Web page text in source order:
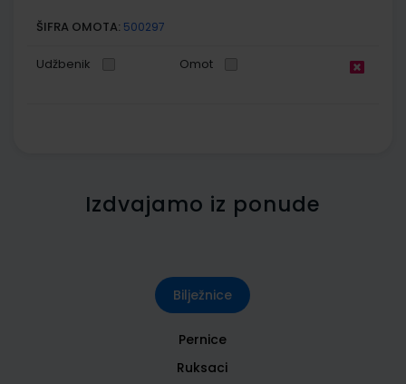
ŠIFRA OMOTA: 500297
Udžbenik Omot
Izdvajamo iz ponude
Bilježnice
Pernice
Ruksaci